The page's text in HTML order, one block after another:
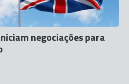
negociações para